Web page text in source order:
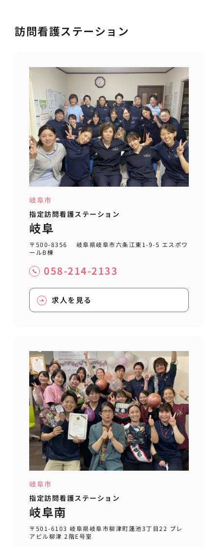
訪問看護ステーション
岐阜市
指定訪問看護ステーション
岐阜
〒500-8356 岐阜県岐阜市六条江東1-9-5 エスポワ
ールB棟
058-214-2133
求人を見る
岐阜市
指定訪問看護ステーション
岐阜南
〒501-6103 岐阜県岐阜市柳津町蓮池3丁目22 プレ
アビル柳津 2階E号室